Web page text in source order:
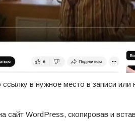
в нужное место в записи или
WordPress, скопировав и